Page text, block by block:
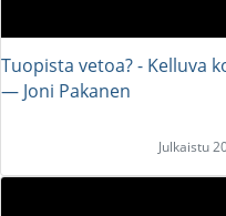
Tuopista vetoa? - Kelluva
― Joni Pakanen
Julkaistu